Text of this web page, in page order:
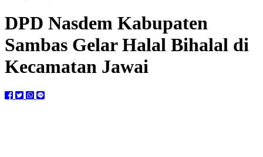
DPD Nasdem Kabupaten
Sambas Gelar Halal Bihalal di
Kecamatan Jawai